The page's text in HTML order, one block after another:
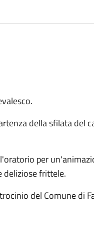
della sfilata del
per
deliziose frittele.
del Comune di